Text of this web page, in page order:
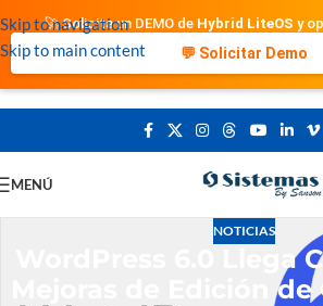
Skip to navigation
Skip to main content
🚀 Solicita un DEMO de Hybrid LiteOS y
💬 Solicitar Demo
MENÚ
NOTICIAS
WordPress 6.0 Llega
Mejoras de Edición de